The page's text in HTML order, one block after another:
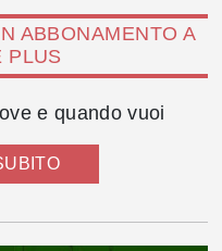
ABBONAMENTO A
PLUS
e quando vuoi